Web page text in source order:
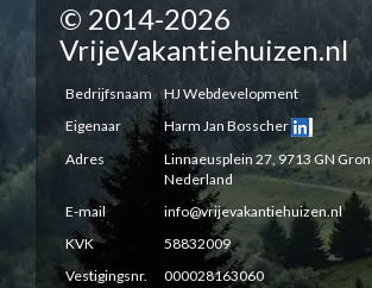
© 2014-2026
VrijeVakantiehuizen.nl
Bedrijfsnaam
HJ Webdevelopment
Eigenaar
Harm Jan Bosscher
Adres
Linnaeusplein 27, 9713 GN
Nederland
E-mail
info@vrijevakantiehuizen.nl
KVK
58832009
Vestigingsnr.
000028163060